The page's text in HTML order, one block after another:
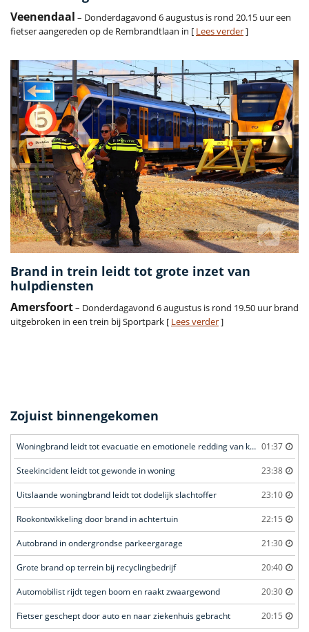
Veenendaal – Donderdagavond 6 augustus is rond 20.15 uur een
fietser aangereden op de Rembrandtlaan in [ Lees verder]
Brand in trein leidt tot grote inzet van
hulpdiensten
Amersfoort– Donderdagavond 6 augustus is rond 19.50 uur brand
uitgebroken in een trein bij Sportpark [ Lees verder]
Zojuist binnengekomen
Woningbrand leidt tot evacuatie en emotionele redding van kat 01:37
Steekincident leidt tot gewonde in woning 23:38
Uitslaande woningbrand leidt tot dodelijk slachtoffer 23:10
Rookontwikkeling door brand in achtertuin 22:15
Autobrand in ondergrondse parkeergarage 21:30
Grote brand op terrein bij recyclingbedrijf 20:40
Automobilist rijdt tegen boom en raakt zwaargewond 20:30
Fietser geschept door auto en naar ziekenhuis gebracht 20:15